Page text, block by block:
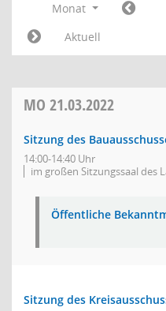
Monat
Aktuell
MO 21.03.2022
Sitzung des
14:00-14:40 Uhr
im großen Sitzungssaal des
Öffentliche
Sitzung des